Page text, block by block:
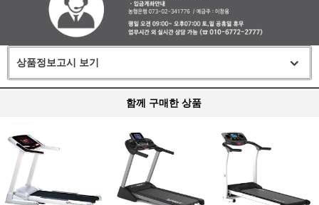
상품정보고시 보기
함께 구매한 상품